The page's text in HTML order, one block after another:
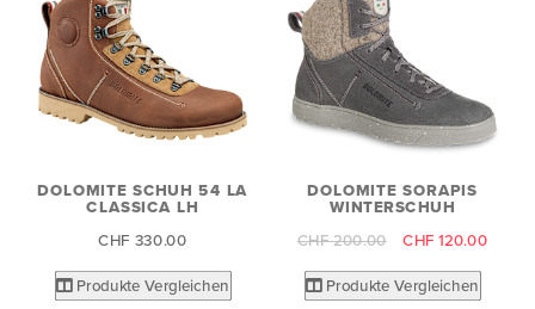
DOLOMITE SCHUH 54 LA
CLASSICA LH
CHF 330.00
Produkte Vergleichen
DOLOMITE SORAPIS
WINTERSCHUH
CHF 200.00 CHF 120.00
Produkte Vergleichen